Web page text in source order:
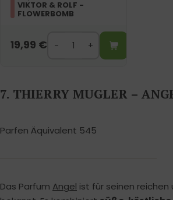
VIKTOR & ROLF -
FLOWERBOMB
19,99 €
7. THIERRY MUGLER –
Parfen Äquivalent 545
Das Parfum Angel ist für seinen reichen